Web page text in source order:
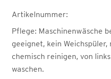
Artikelnummer:
Pflege: Maschinenwäsche
geeignet, kein
chemisch reinigen, von
waschen.